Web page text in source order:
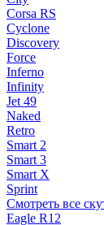
Corsa RS
Cyclone
Discovery
Force
Inferno
Infinity
Jet 49
Naked
Retro
Smart 2
Smart 3
Smart X
Sprint
Смотреть все
Eagle R12